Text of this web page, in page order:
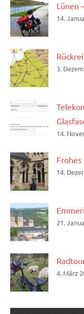
Lünen
14.
3.
14.
14.
21.
4. März